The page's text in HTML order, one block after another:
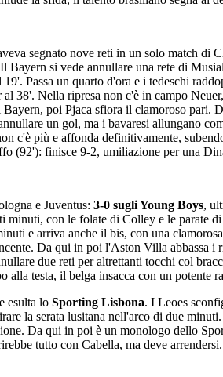
segnato nove reti in un solo match
si vede annullare una rete di
Passa un quarto d'ora e i tedeschi
38'. Nella ripresa non c'è in campo
poi Pjaca sfiora il clamoroso pari.
un gol, ma i bavaresi allungano
c'è più e affonda definitivamente,
(92'): finisce 9-2, umiliazione per una
e Juventus: 3-0 sugli Young Boys,
con le folate di Colley e le parate
e arriva anche il bis, con una
Da qui in poi l'Aston Villa abbassa
due reti per altrettanti tocchi col
testa, il belga insacca con un potente
esulta lo Sporting Lisbona. I Leoes
la serata lusitana nell'arco di due
Da qui in poi è un monologo dello
tutto con Cabella, ma deve